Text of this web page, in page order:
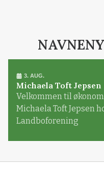
3. AUG.
Michaela Toft Jepsen
Velkommen til
Michaela Toft Jepsen
Landboforening